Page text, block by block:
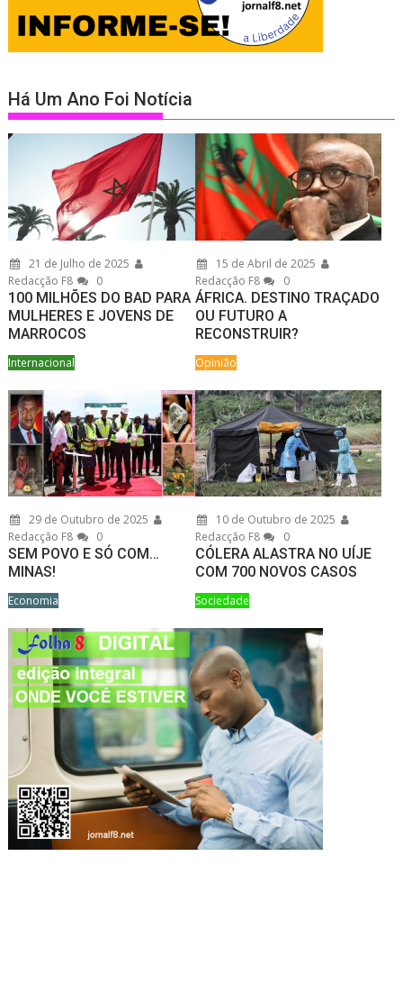
Há Um Ano Foi Notícia
21 de Julho de 2025
Redacção F8
0
100 MILHÕES DO BAD PARA
MULHERES E JOVENS DE
MARROCOS
Internacional
15 de Abril de 2025
Redacção F8
0
ÁFRICA. DESTINO TRAÇADO
OU FUTURO A
RECONSTRUIR?
Opinião
29 de Outubro de 2025
Redacção F8
0
SEM POVO E SÓ COM…
MINAS!
Economia
10 de Outubro de 2025
Redacção F8
0
CÓLERA ALASTRA NO UÍJE
COM 700 NOVOS CASOS
Sociedade